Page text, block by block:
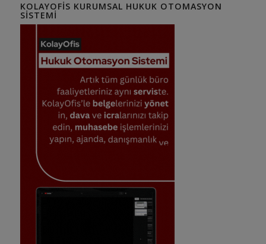
KOLAYOFIS KURUMSAL HUKUK OTOMASYON
SISTEMI